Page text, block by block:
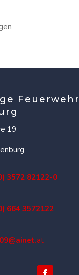
Feuerwehr
19
3572 82122-0
664 3572122
at